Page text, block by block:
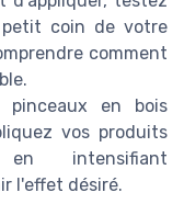
coin de votre
comment
pinceaux en bois
vos produits
intensifiant
l'effet désiré.